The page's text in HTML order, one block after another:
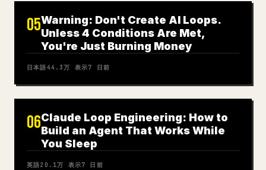
05Warning: Don't Create AI Loops.
Unless 4 Conditions Are Met,
You're Just Burning Money
日本語44.3万 表示7 日前
06Claude Loop Engineering: How to
Build an Agent That Works While
You Sleep
英語20.1万 表示7 日前